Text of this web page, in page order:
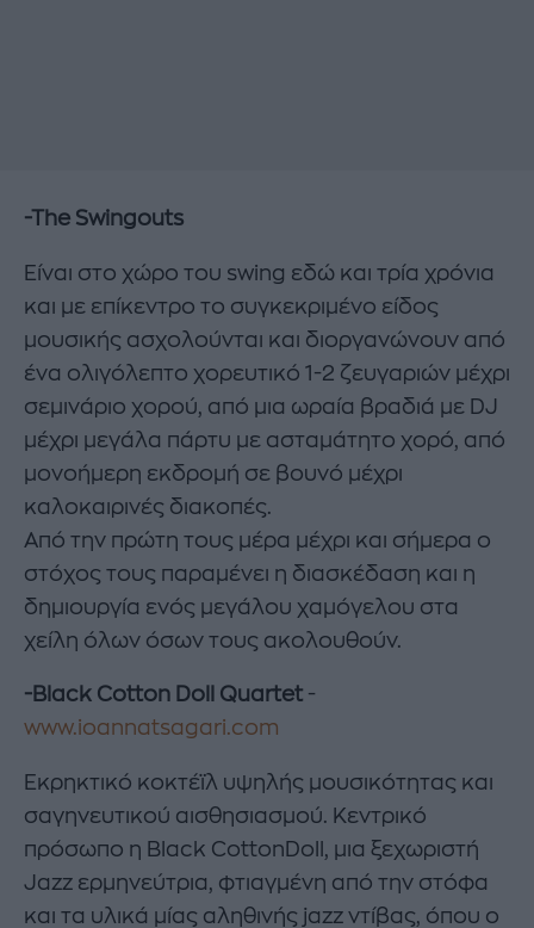
-The Swingouts
Είναι στο χώρο του swing εδώ και τρία χρόνια
και με επίκεντρο το συγκεκριμένο είδος
μουσικής ασχολούνται και διοργανώνουν από
ένα ολιγόλεπτο χορευτικό 1-2 ζευγαριών μέχρι
σεμινάριο χορού, από μια ωραία βραδιά με DJ
μέχρι μεγάλα πάρτυ με ασταμάτητο χορό, από
μονοήμερη εκδρομή σε βουνό μέχρι
καλοκαιρινές διακοπές.
Από την πρώτη τους μέρα μέχρι και σήμερα ο
στόχος τους παραμένει η διασκέδαση και η
δημιουργία ενός μεγάλου χαμόγελου στα
χείλη όλων όσων τους ακολουθούν.
-Black Cotton Doll Quartet -
www.ioannatsagari.com
Εκρηκτικό κοκτέϊλ υψηλής μουσικότητας και
σαγηνευτικού αισθησιασμού. Κεντρικό
πρόσωπο η Black CottonDoll, μια ξεχωριστή
Jazz ερμηνεύτρια, φτιαγμένη από την στόφα
και τα υλικά μίας αληθινής jazz ντίβας, όπου ο